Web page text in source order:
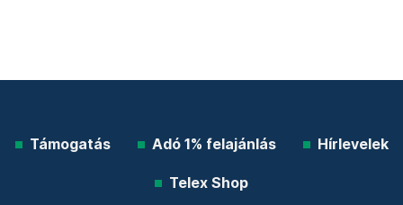
Támogatás Adó 1% felajánlás Hírlevelek
Telex Shop